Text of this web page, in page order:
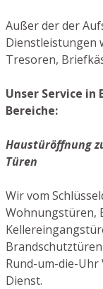
Außer der der
Dienstleistungen
Tresoren,
Unser Service
Bereiche:
Haustüröffnung
Türen
Wir vom
Wohnungstüren,
Rund-um-die-
Dienst.